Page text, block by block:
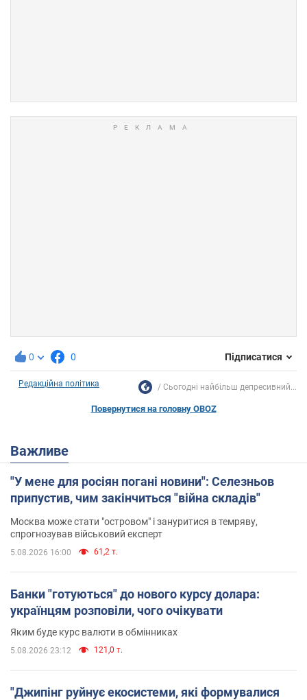
0 0 Підписатися
Редакційна політика Сьогодні найбільш депресивний...
Повернутися на головну OBOZ
Важливе
"У мене для росіян погані новини": Селезньов
припустив, чим закінчиться "війна складів"
Москва може стати "островом" і зануритися в темряву,
спрогнозував військовий експерт
5.08.2026 16:00 61,2 т.
Банки "готуються" до нового курсу долара:
українцям розповіли, чого очікувати
Яким буде курс валюти в обмінниках
5.08.2026 23:12 121,0 т.
"Джипінг руйнує екосистеми, які формувалися